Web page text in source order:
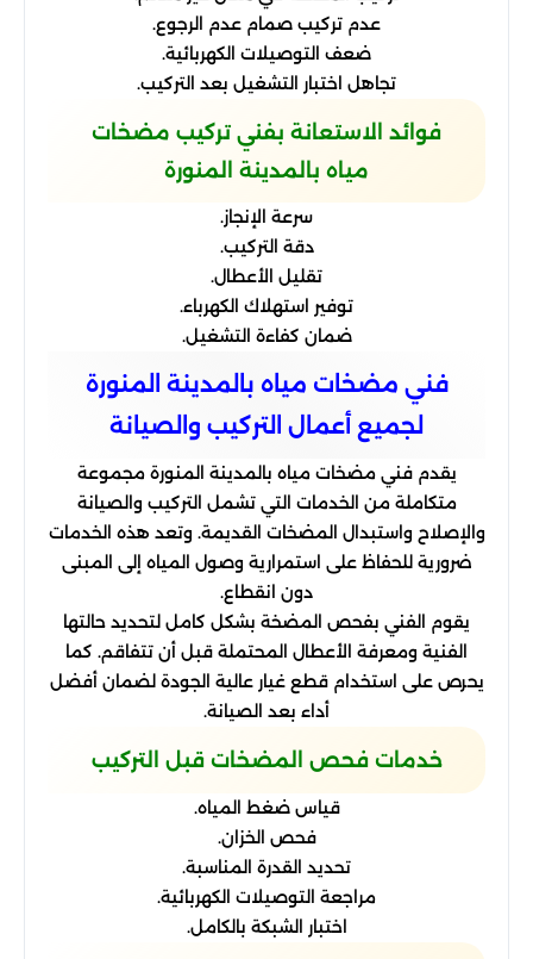
عدم تركيب صمام عدم الرجوع.
ضعف التوصيلات الكهربائية.
تجاهل اختبار التشغيل بعد التركيب.
فوائد الاستعانة بفني تركيب مضخات
مياه بالمدينة المنورة
سرعة الإنجاز.
دقة التركيب.
تقليل الأعطال.
توفير استهلاك الكهرباء.
ضمان كفاءة التشغيل.
فني مضخات مياه بالمدينة المنورة
لجميع أعمال التركيب والصيانة
يقدم فني مضخات مياه بالمدينة المنورة مجموعة
متكاملة من الخدمات التي تشمل التركيب والصيانة
والإصلاح واستبدال المضخات القديمة. وتعد هذه الخدمات
ضرورية للحفاظ على استمرارية وصول المياه إلى المبنى
دون انقطاع.
يقوم الفني بفحص المضخة بشكل كامل لتحديد حالتها
الفنية ومعرفة الأعطال المحتملة قبل أن تتفاقم. كما
يحرص على استخدام قطع غيار عالية الجودة لضمان أفضل
أداء بعد الصيانة.
خدمات فحص المضخات قبل التركيب
قياس ضغط المياه.
فحص الخزان.
تحديد القدرة المناسبة.
مراجعة التوصيلات الكهربائية.
اختبار الشبكة بالكامل.